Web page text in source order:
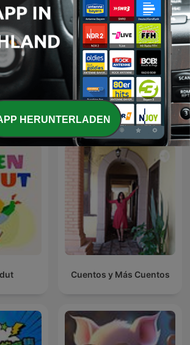
Die drei ??? Podcast
Familie und Kinder-
Cuentos y Más Cuentos
HERUNTERLADEN